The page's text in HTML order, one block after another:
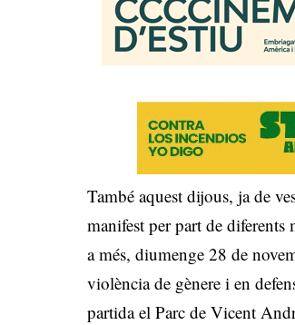
També aquest dijous, ja de
manifest per part de diferents
a més, diumenge 28 de
violència de gènere i en
partida el Parc de Vicent